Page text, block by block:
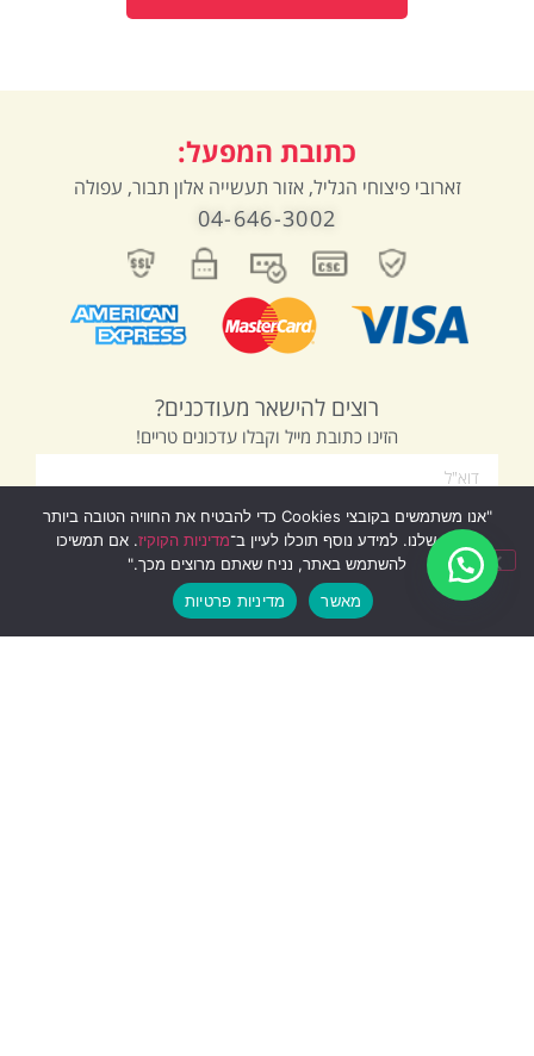
כתובת המפעל:
זארובי פיצוחי הגליל, אזור תעשייה אלון תבור, עפולה
04-646-3002
רוצים להישאר מעודכנים?
הזינו כתובת מייל וקבלו עדכונים טריים!
אני מאשר/ת את מדיניות הפרטיות ותנאי השימוש של האתר
שלחו לעדכונים
המוצרים שלנו:
"אנו משתמשים בקובצי Cookies כדי להבטיח את החוויה הטובה ביותר
באתר שלנו. למידע נוסף תוכלו לעיין ב־מדיניות הקוקיז. אם תמשיכו
להשתמש באתר, נניח שאתם מרוצים מכך."
מאשר
מדיניות פרטיות